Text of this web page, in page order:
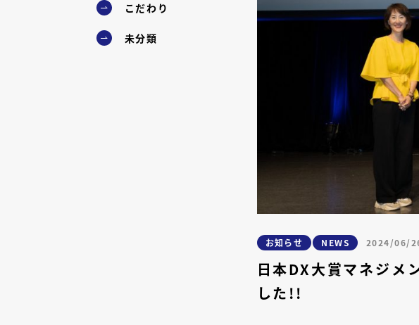
こだわり
未分類
お知らせ NEWS 2024/06/
日本DX大賞​マネジメ
した!!